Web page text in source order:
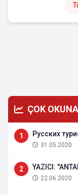
ÇOK
1 Русских
31.05.2020
2 YAZICI:
22.06.2020